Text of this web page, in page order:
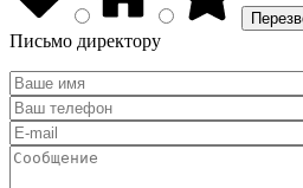
Письмо директору